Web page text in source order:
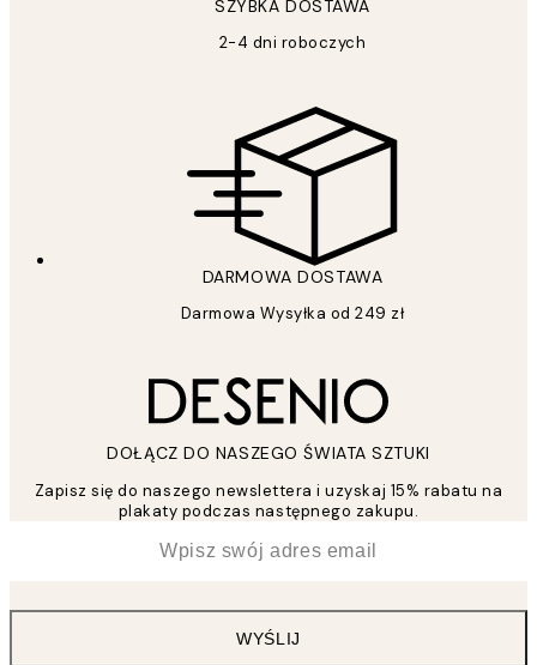
SZYBKA DOSTAWA
2-4 dni roboczych
DARMOWA DOSTAWA
Darmowa Wysyłka od 249 zł
DOŁĄCZ DO NASZEGO ŚWIATA SZTUKI
Zapisz się do naszego newslettera i uzyskaj 15% rabatu na
plakaty podczas następnego zakupu.
WYŚLIJ